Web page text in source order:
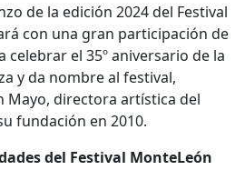
de la edición 2024 del Festival
con una gran participación de
celebrar el 35º aniversario de la
y da nombre al festival,
Mayo, directora artística del
fundación en 2010.
del Festival MonteLeón